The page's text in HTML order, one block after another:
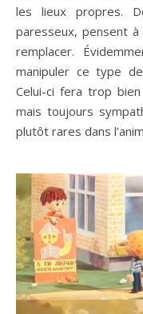
les lieux propres.
paresseux, pensent
remplacer.
manipuler ce type
Celui-ci fera trop
mais toujours
plutôt rares dans